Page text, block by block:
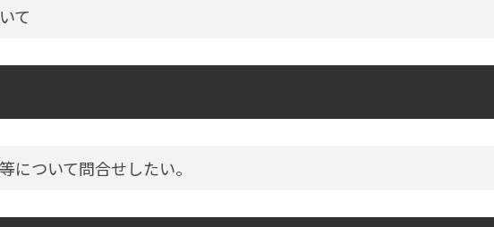
て
について問合せしたい。